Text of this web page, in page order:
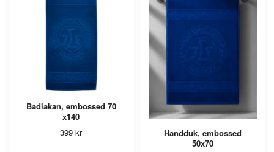
Badlakan, embossed 70
x140
399 kr
Handduk, embossed
50x70